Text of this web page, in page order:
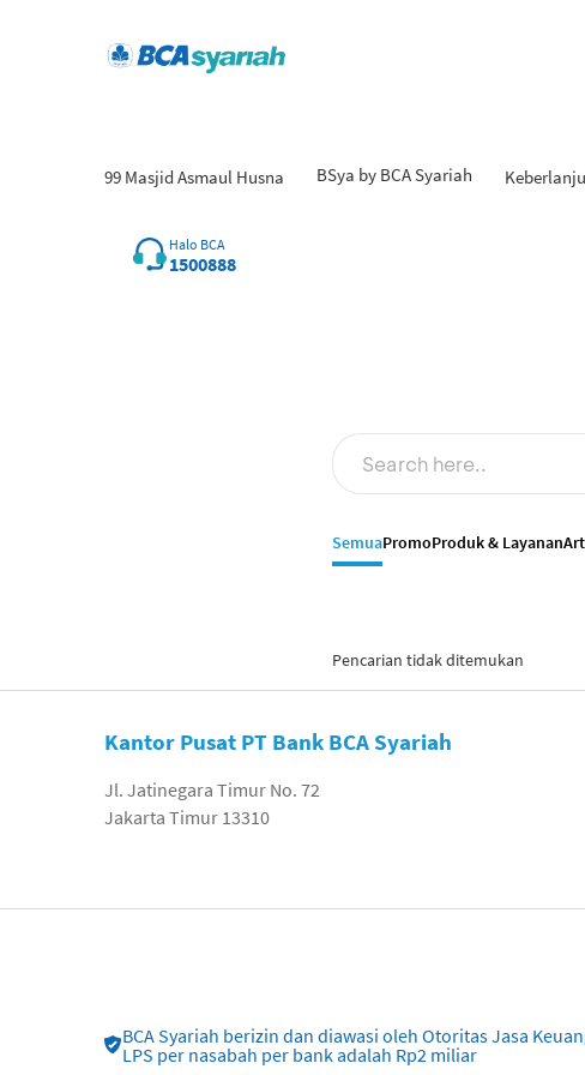
99 Masjid Asmaul Husna BSya by BCA Syariah
Halo BCA
1500888
SemuaPromoProduk & Layanan
Pencarian tidak ditemukan
Kantor Pusat PT Bank BCA Syariah
Jl. Jatinegara Timur No. 72
Jakarta Timur 13310
BCA Syariah berizin dan diawasi oleh Otoritas Jasa
LPS per nasabah per bank adalah Rp2 miliar